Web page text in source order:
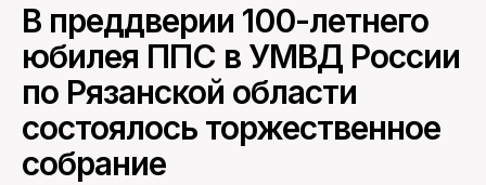
ПОИСК ПО САЙТУ
В преддверии 100-летнего
юбилея ППС в УМВД России
по Рязанской области
состоялось торжественное
собрание